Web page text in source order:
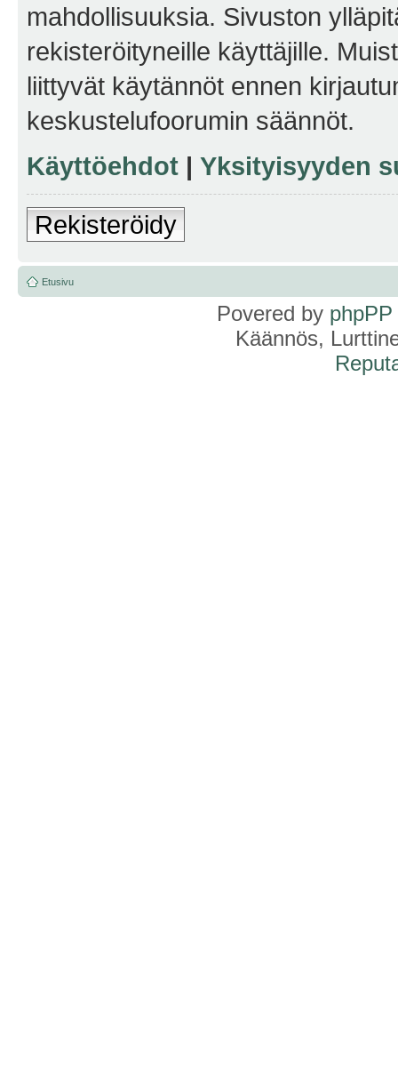
mahdollisuuksia. Sivuston
rekisteröityneille käyttäjille.
liittyvät käytännöt ennen
keskustelufoorumin säännöt.
Käyttöehdot | Yksityisyyden
Rekisteröidy
Etusivu
Povered by phpPP
Käännös,